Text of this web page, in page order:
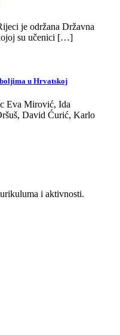
je održana Državna
su učenici […]
u Hrvatskoj
Eva Mirović, Ida
David Ćurić, Karlo
i aktivnosti.